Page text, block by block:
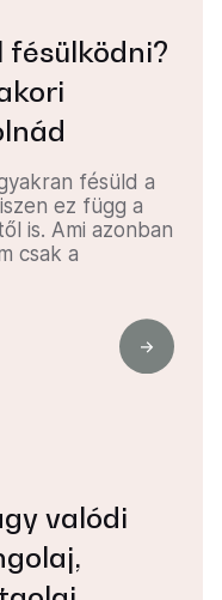
fésülködni?
fésüld a
ez függ a
is. Ami azonban
csak a
valódi